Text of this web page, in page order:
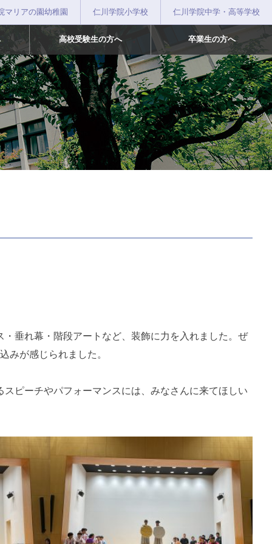
マリアの園幼稚園 仁川学院小学校 仁川学院中学・高等学校
高校受験生の方へ 卒業生の方へ
垂れ幕・階段アートなど、装飾に力を入れました。ぜ
みが感じられました。
ピーチやパフォーマンスには、みなさんに来てほしい